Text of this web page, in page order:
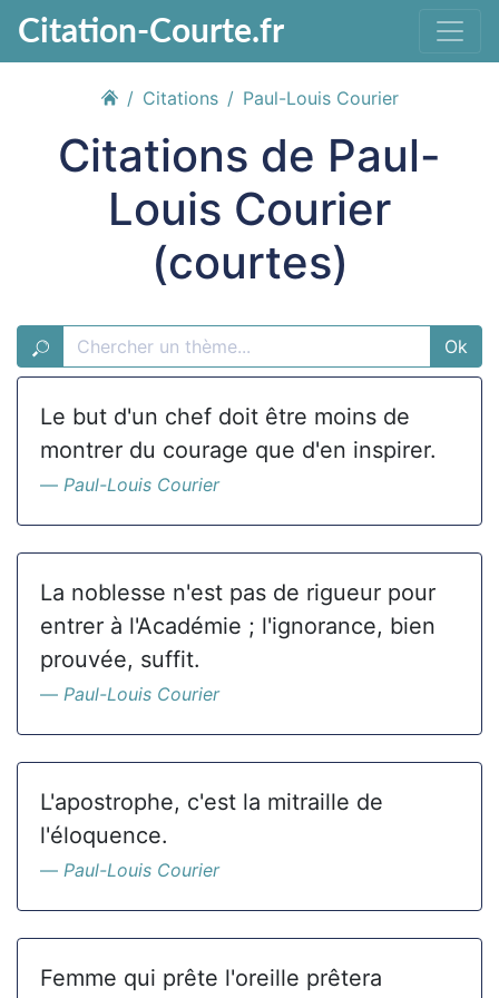
Citation-Courte.fr
Citations Paul-Louis Courier
Citations de Paul-
Louis Courier
(courtes)
Ok
Le but d'un chef doit être moins de
montrer du courage que d'en inspirer.
Paul-Louis Courier
La noblesse n'est pas de rigueur pour
entrer à l'Académie ; l'ignorance, bien
prouvée, suffit.
Paul-Louis Courier
L'apostrophe, c'est la mitraille de
l'éloquence.
Paul-Louis Courier
Femme qui prête l'oreille prêtera